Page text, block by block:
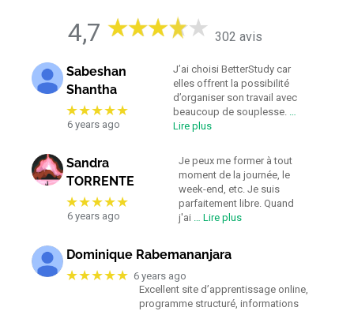
4,7 302 avis
Sabeshan
Shantha
★★★★★
6 years ago
J’ai choisi BetterStudy car
elles offrent la possibilité
d’organiser son travail avec
beaucoup de souplesse. …
Lire plus
Sandra
TORRENTE
★★★★★
6 years ago
Je peux me former à tout
moment de la journée, le
week-end, etc. Je suis
parfaitement libre. Quand
j'ai … Lire plus
Dominique Rabemananjara
★★★★★ 6 years ago
Excellent site d’apprentissage online,
programme structuré, informations